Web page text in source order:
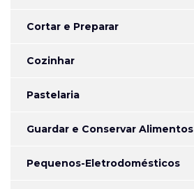
Cortar e Preparar
Cozinhar
Pastelaria
Guardar e Conservar Alimentos
Pequenos-Eletrodomésticos